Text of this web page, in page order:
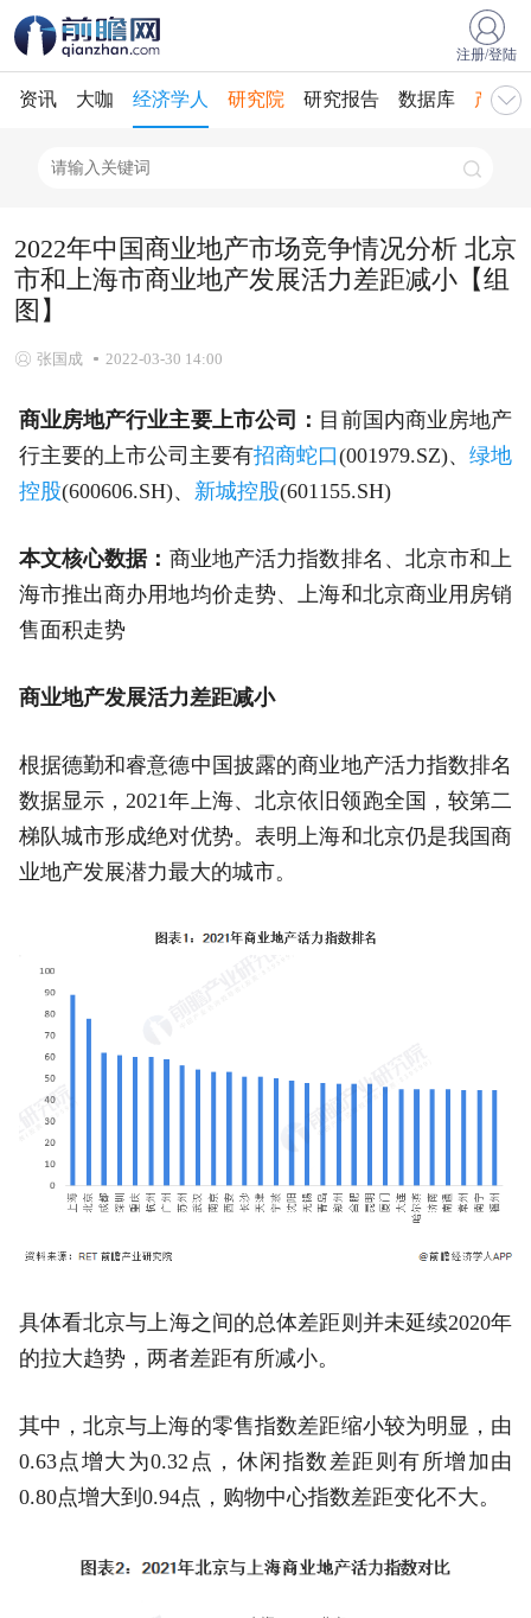
注册/登陆
资讯 大咖 经济学人 研究院 研究报告 数据库 产业
2022年中国商业地产市场竞争情况分析 北京
市和上海市商业地产发展活力差距减小【组
图】
张国成 2022-03-30 14:00
商业房地产行业主要上市公司： 目前国内商业房地产
行主要的上市公司主要有招商蛇口(001979.SZ)、绿地
控股(600606.SH)、 新城控股(601155.SH)
本文核心数据： 商业地产活力指数排名、北京市和上
海市推出商办用地均价走势、上海和北京商业用房销
售面积走势
商业地产发展活力差距减小
根据德勤和睿意德中国披露的商业地产活力指数排名
数据显示，2021年上海、北京依旧领跑全国，较第二
梯队城市形成绝对优势。表明上海和北京仍是我国商
业地产发展潜力最大的城市。
具体看北京与上海之间的总体差距则并未延续2020年
的拉大趋势，两者差距有所减小。
其中，北京与上海的零售指数差距缩小较为明显，由
0.63点增大为0.32点，休闲指数差距则有所增加由
0.80点增大到0.94点，购物中心指数差距变化不大。